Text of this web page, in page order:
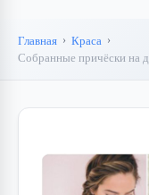
Главная
Краса
Собранные причёски на